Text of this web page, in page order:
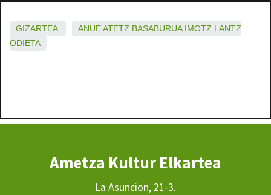
GIZARTEA ANUEATETZ BASABURUA IMOTZ LANTZ
ODIETA
Ametza Kultur Elkartea
La Asuncion, 21-3.